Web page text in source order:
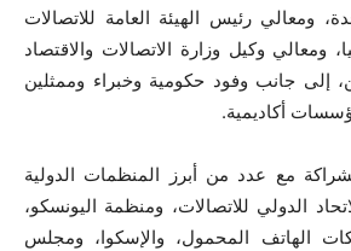
ومعالي رئيس الهيئة العامة للاتصالات
ومعالي وكيل وزارة الاتصالات والاقتصاد
إلى جانب وفود حكومية وخبراء وممثلين
أكاديمية.
مع عدد من أبرز المنظمات الدولية
الدولي للاتصالات، ومنظمة اليونسكو،
الهاتف المحمول، والإسكوا، ومجلس